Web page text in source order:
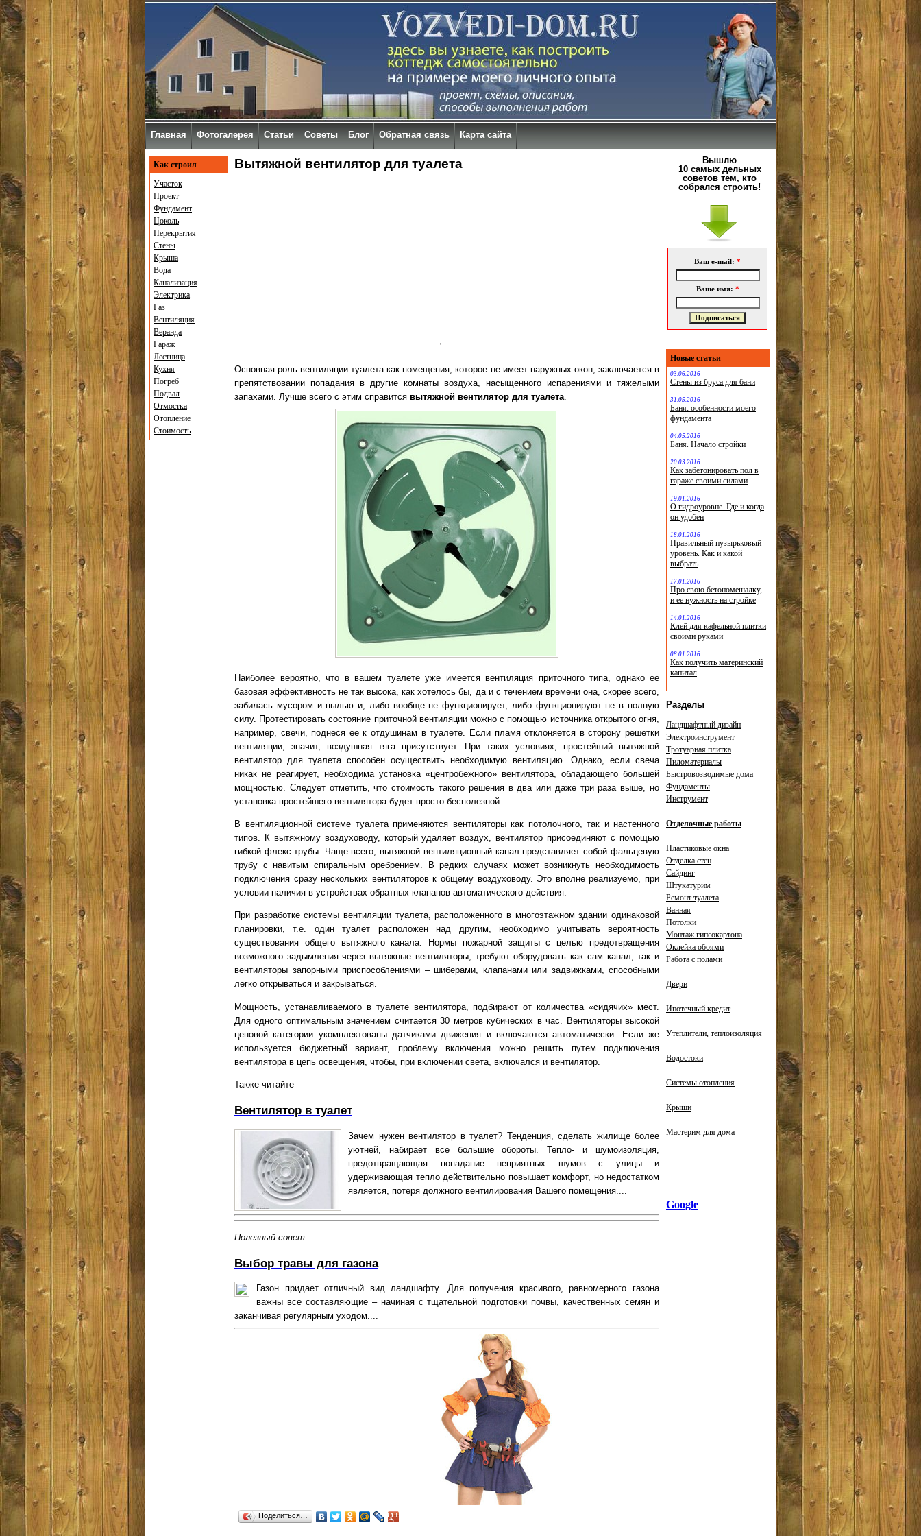
Вытяжной вентилятор для туалета
'
Основная роль вентиляции туалета как помещения, которое не имеет наружных окон, заключается в
препятствовании попадания в другие комнаты воздуха, насыщенного испарениями и тяжелыми
запахами. Лучше всего с этим справится вытяжной вентилятор для туалета.
Наиболее вероятно, что в вашем туалете уже имеется вентиляция приточного типа, однако ее
базовая эффективность не так высока, как хотелось бы, да и с течением времени она, скорее всего,
забилась мусором и пылью и, либо вообще не функционирует, либо функционируют не в полную
силу. Протестировать состояние приточной вентиляции можно с помощью источника открытого огня,
например, свечи, поднеся ее к отдушинам в туалете. Если пламя отклоняется в сторону решетки
вентиляции, значит, воздушная тяга присутствует. При таких условиях, простейший вытяжной
вентилятор для туалета способен осуществить необходимую вентиляцию. Однако, если свеча
никак не реагирует, необходима установка «центробежного» вентилятора, обладающего большей
мощностью. Следует отметить, что стоимость такого решения в два или даже три раза выше, но
установка простейшего вентилятора будет просто бесполезной.
В вентиляционной системе туалета применяются вентиляторы как потолочного, так и настенного
типов. К вытяжному воздуховоду, который удаляет воздух, вентилятор присоединяют с помощью
гибкой флекс-трубы. Чаще всего, вытяжной вентиляционный канал представляет собой фальцевую
трубу с навитым спиральным оребрением. В редких случаях может возникнуть необходимость
подключения сразу нескольких вентиляторов к общему воздуховоду. Это вполне реализуемо, при
условии наличия в устройствах обратных клапанов автоматического действия.
При разработке системы вентиляции туалета, расположенного в многоэтажном здании одинаковой
планировки, т.е. один туалет расположен над другим, необходимо учитывать вероятность
существования общего вытяжного канала. Нормы пожарной защиты с целью предотвращения
возможного задымления через вытяжные вентиляторы, требуют оборудовать как сам канал, так и
вентиляторы запорными приспособлениями – шиберами, клапанами или задвижками, способными
легко открываться и закрываться.
Мощность, устанавливаемого в туалете вентилятора, подбирают от количества «сидячих» мест.
Для одного оптимальным значением считается 30 метров кубических в час. Вентиляторы высокой
ценовой категории укомплектованы датчиками движения и включаются автоматически. Если же
используется бюджетный вариант, проблему включения можно решить путем подключения
вентилятора в цепь освещения, чтобы, при включении света, включался и вентилятор.
Также читайте
Вентилятор в туалет
Зачем нужен вентилятор в туалет? Тенденция, сделать жилище более
уютней, набирает все большие обороты. Тепло- и шумоизоляция,
предотвращающая попадание неприятных шумов с улицы и
удерживающая тепло действительно повышает комфорт, но недостатком
является, потеря должного вентилирования Вашего помещения....
Полезный совет
Выбор травы для газона
Газон придает отличный вид ландшафту. Для получения красивого, равномерного газона
важны все составляющие – начиная с тщательной подготовки почвы, качественных семян и
заканчивая регулярным уходом....
Поделиться…
Как строил
Участок
Проект
Фундамент
Цоколь
Перекрытия
Стены
Крыша
Вода
Канализация
Электрика
Газ
Вентиляция
Веранда
Гараж
Лестница
Кухня
Погреб
Подвал
Отмостка
Отопление
Стоимость
Вышлю
10 самых дельных
советов тем, кто
собрался строить!
Ваш e-mail: *
Ваше имя: *
Новые статьи
03.06.2016
Стены из бруса для бани
31.05.2016
Баня: особенности моего
фундамента
04.05.2016
Баня. Начало стройки
20.03.2016
Как забетонировать пол в
гараже своими силами
19.01.2016
О гидроуровне. Где и когда
он удобен
18.01.2016
Правильный пузырьковый
уровень. Как и какой
выбрать
17.01.2016
Про свою бетономешалку,
и ее нужность на стройке
14.01.2016
Клей для кафельной плитки
своими руками
08.01.2016
Как получить материнский
капитал
Разделы
Ландшафтный дизайн
Электроинструмент
Тротуарная плитка
Пиломатериалы
Быстровозводимые дома
Фундаменты
Инструмент
Отделочные работы
Пластиковые окна
Отделка стен
Сайдинг
Штукатурим
Ремонт туалета
Ванная
Потолки
Монтаж гипсокартона
Оклейка обоями
Работа с полами
Двери
Ипотечный кредит
Утеплители, теплоизоляция
Водостоки
Системы отопления
Крыши
Мастерим для дома
Google
Главная Фотогалерея Статьи Советы Блог Обратная связь Карта сайта